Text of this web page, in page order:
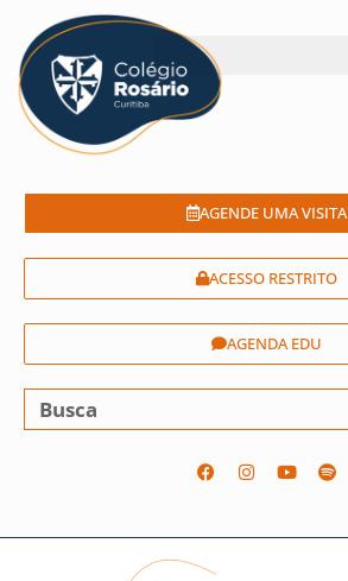
AGENDE UMA VISITA
ACESSO RESTRITO
AGENDA EDU